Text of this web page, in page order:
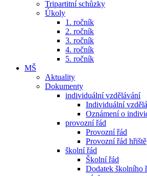
Tripartitní schůzky
Úkoly
1. ročník
2. ročník
3. ročník
4. ročník
5. ročník
MŠ
Aktuality
Dokumenty
individuální vzdělávání
Individuální
Oznámení o
provozní řád
Provozní řád
Provozní řád hřiště
školní řád
Školní řád
Dodatek školního